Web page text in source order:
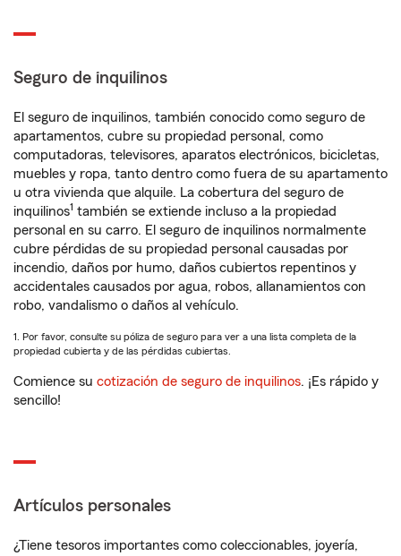
Seguro de inquilinos
El seguro de inquilinos, también conocido como seguro de
apartamentos, cubre su propiedad personal, como
computadoras, televisores, aparatos electrónicos, bicicletas,
muebles y ropa, tanto dentro como fuera de su apartamento
u otra vivienda que alquile. La cobertura del seguro de
inquilinos1 también se extiende incluso a la propiedad
personal en su carro. El seguro de inquilinos normalmente
cubre pérdidas de su propiedad personal causadas por
incendio, daños por humo, daños cubiertos repentinos y
accidentales causados por agua, robos, allanamientos con
robo, vandalismo o daños al vehículo.
1. Por favor, consulte su póliza de seguro para ver a una lista completa de la
propiedad cubierta y de las pérdidas cubiertas.
Comience su cotización de seguro de inquilinos. ¡Es rápido y
sencillo!
Artículos personales
¿Tiene tesoros importantes como coleccionables, joyería,